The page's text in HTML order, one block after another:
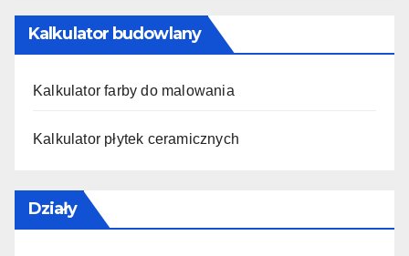
Kalkulator budowlany
Kalkulator farby do malowania
Kalkulator płytek ceramicznych
Działy